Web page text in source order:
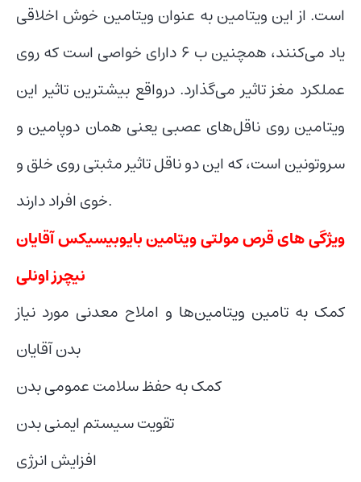
است. از این ویتامین به عنوان ویتامین خوش اخلاقی
یاد می‌‌کنند، همچنین ب 6 دارای خواصی است که روی
عملکرد مغز تاثیر می‌گذارد. درواقع بیشترین تاثیر این
ویتامین روی ناقل‌های عصبی یعنی همان دوپامین و
سروتونین است، که این دو ناقل تاثیر مثبتی روی خلق و
خوی افراد دارند.
ویژگی های قرص مولتی ویتامین بایوبیسیکس آقایان
نیچرز اونلی
کمک به تامین ویتامین‌ها و املاح معدنی مورد نیاز
بدن آقایان
کمک به حفظ سلامت عمومی بدن
تقویت سیستم ایمنی بدن
افزایش انرژی